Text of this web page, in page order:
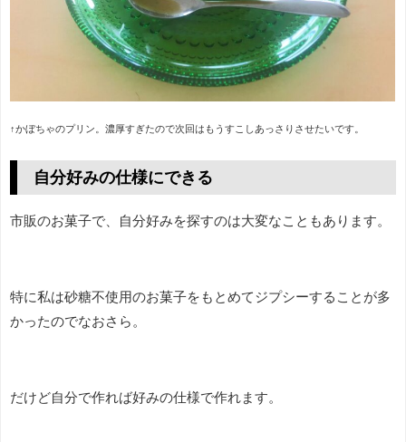
↑かぼちゃのプリン。濃厚すぎたので次回はもうすこしあっさりさせたいです。
自分好みの仕様にできる
市販のお菓子で、自分好みを探すのは大変なこともあります。
特に私は砂糖不使用のお菓子をもとめてジプシーすることが多
かったのでなおさら。
だけど自分で作れば好みの仕様で作れます。